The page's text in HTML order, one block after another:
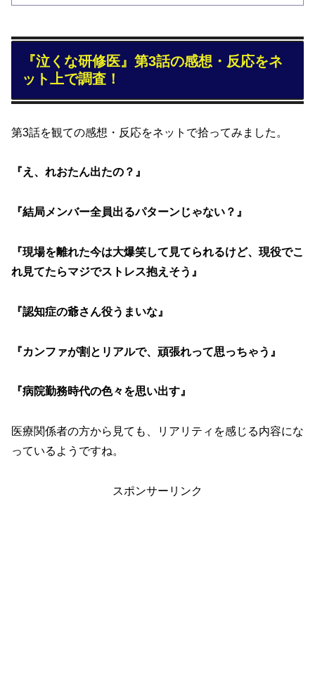
『泣くな研修医』第3話の感想・反応をネ
ット上で調査！
第3話を観ての感想・反応をネットで拾ってみました。
『え、れおたん出たの？』
『結局メンバー全員出るパターンじゃない？』
『現場を離れた今は大爆笑して見てられるけど、現役でこ
れ見てたらマジでストレス抱えそう』
『認知症の爺さん役うまいな』
『カンファが割とリアルで、頑張れって思っちゃう』
『病院勤務時代の色々を思い出す』
医療関係者の方から見ても、リアリティを感じる内容にな
っているようですね。
スポンサーリンク